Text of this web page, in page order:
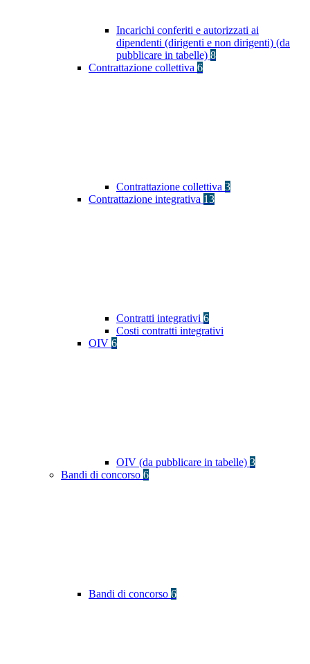
Incarichi conferiti e autorizzati ai
dipendenti (dirigenti e non dirigenti) (da
pubblicare in tabelle) 8
Contrattazione collettiva 6
Contrattazione collettiva 3
Contrattazione integrativa 13
Contratti integrativi 6
Costi contratti integrativi
OIV 6
OIV (da pubblicare in tabelle) 3
Bandi di concorso 6
Bandi di concorso 6